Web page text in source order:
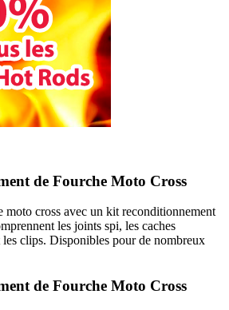
de Fourche Moto Cross
moto cross avec un kit reconditionnement
les joints spi, les caches
les clips. Disponibles pour de nombreux
de Fourche Moto Cross